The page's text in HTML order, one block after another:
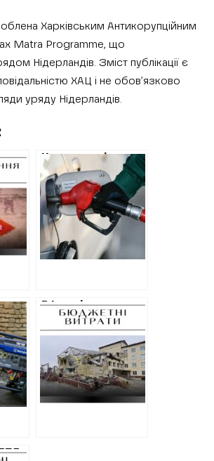
Харківським Антикорупційним
Matra Programme, що
Нідерландів. Зміст публікації є
ХАЦ і не обов’язково
уряду Нідерландів.
Комунальні
підприємства
Харкова
замовляють
паливо у мережі
фірм, які були
пов’язані з
росіянами та
В Ізюмі витратять
півтора мільйона
гривень на
демонтаж
корпусу лікарні